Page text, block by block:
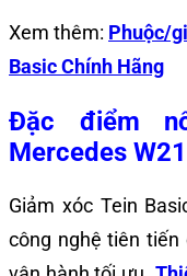
Xem thêm: Phuộc/
Basic Chính Hãng
Đặc điểm
Mercedes
Giảm xóc Tein
công nghệ tiên tiến